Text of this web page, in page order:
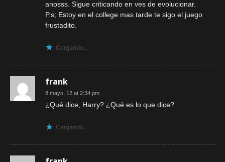
anosss. Sigue criticando en ves de evolucionar.
P.s; Estoy en el college mas tarde te sigo el juego
frustadito.
Cargando...
frank
8 mayo, 12 at 2:34 pm
¿Qué dice, Harry? ¿Qué es lo que dice?
Cargando...